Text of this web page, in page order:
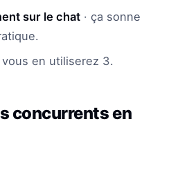
sur le chat· ça sonne
en utiliserez 3.
concurrents en